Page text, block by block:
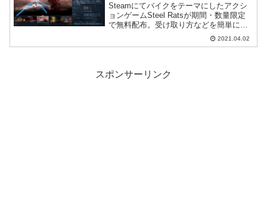
Steamにてバイクをテーマにしたアクシ
ョンゲームSteel Ratsが期間・数量限定
で無料配布。受け取り方などを簡単に紹
2021.04.02
スポンサーリンク